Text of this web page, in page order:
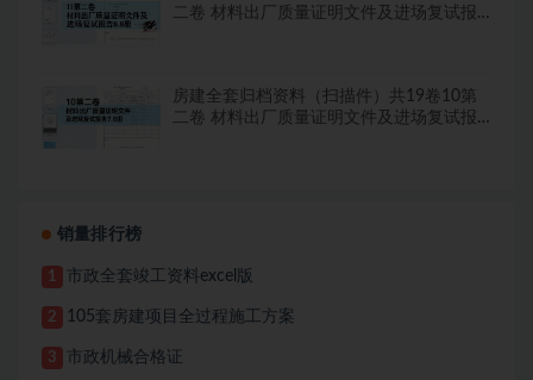
二卷 材料出厂质量证明文件及进场复试报
房建全套归档资料（扫描件）共19卷10第
二卷 材料出厂质量证明文件及进场复试报
销量排行榜
1 市政全套竣工资料excel版
2 105套房建项目全过程施工方案
3 市政机械合格证